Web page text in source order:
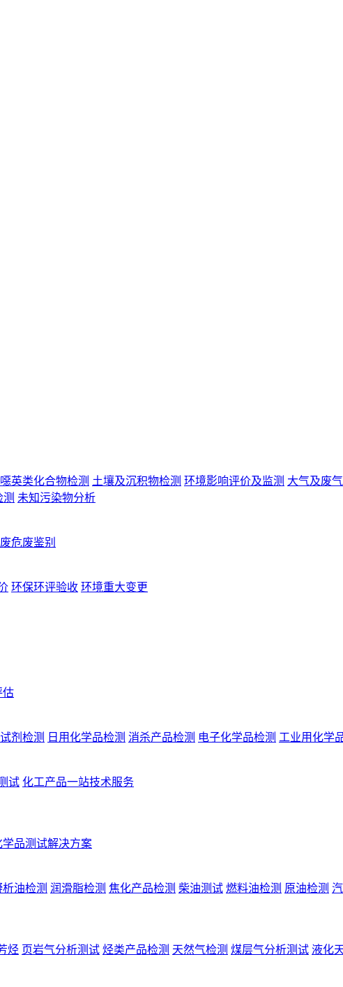
英类化合物检测 土壤及沉积物检测 环境影响评价及监测 大气及废
测 未知污染物分析
危废鉴别
环保环评验收 环境重大变更
估
剂检测 日用化学品检测 消杀产品检测 电子化学品检测 工业用化学
试 化工产品一站技术服务
学品测试解决方案
析油检测 润滑脂检测 焦化产品检测 柴油测试 燃料油检测 原油检测
烃 页岩气分析测试 烃类产品检测 天然气检测 煤层气分析测试 液化